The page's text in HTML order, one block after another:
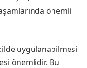
önemli
uygulanabilmesi
önemlidir. Bu